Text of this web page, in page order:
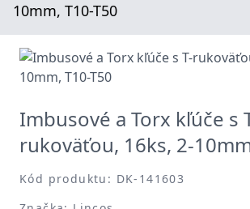
10mm, T10-T50
Imbusové a Torx kľúče s
rukoväťou, 16ks, 2-
Kód produktu: DK-141603